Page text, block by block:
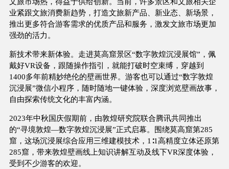
业紧跟文旅消费新趋势，打造文旅新产品、新业态、新场景，
推出更多符合游客需求的优质产品和服务，激发文旅市场更加
强劲的活力。
新技术带来新体验。走进莫高窟景区“数字敦煌沉浸展馆”，佩
戴好VR设备，跟随操作指引，就能打破时空束缚，穿越到
1400多年前精妙绝伦的壁画世界。游客也可以通过“数字敦煌
沉浸展”微信小程序，随时随地一键体验，深度浏览壁画故事，
自由探索传统文化的丰富内涵。
2023年中秋国庆假期前，由敦煌研究院联合腾讯共同推出
的“寻境敦煌—数字敦煌沉浸展”正式启幕。围绕莫高窟第285
窟，这场沉浸展综合应用三维建模技术，1∶1高精度立体还原第
285窟，带来敦煌壁画线上知识讲解互动及线下VR深度体验，
受到不少游客的欢迎。